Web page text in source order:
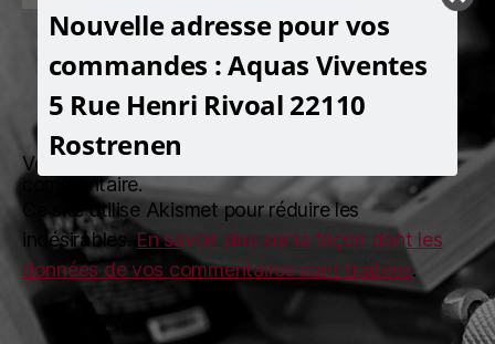
Laisser un commentaire
Vous devez
commentaire.
Ce site utilise Akismet pour réduire les
indésirables. En savoir plus sur la façon dont les
données de vos commentaires sont traitées.
Nouvelle adresse pour vos
commandes : Aquas Viventes
5 Rue Henri Rivoal 22110
Rostrenen